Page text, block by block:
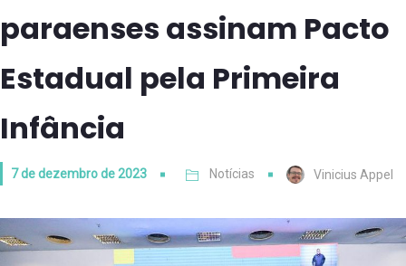
paraenses assinam Pacto
Estadual pela Primeira
Infância
7 de dezembro de 2023 Notícias Vinicius Appel